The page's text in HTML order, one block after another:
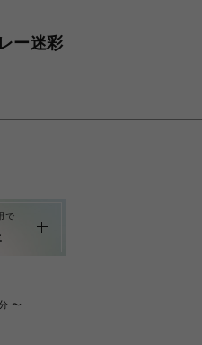
ー迷彩
で
〜